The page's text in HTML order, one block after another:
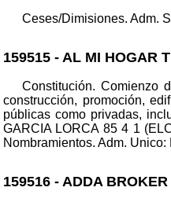
Ceses/Dimisiones. Adm.
159515 - AL MI HOGAR
Constitución. Comienzo
construcción, promoción,
públicas como privadas,
GARCIA LORCA 85 4 1
Nombramientos. Adm.
159516 - ADDA BROKER